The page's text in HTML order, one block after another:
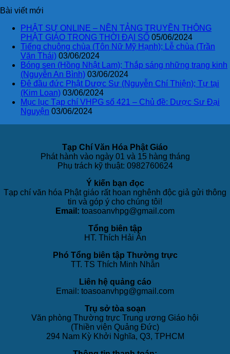
Bài viết mới
PHẬT SỰ ONLINE – NỀN TẢNG TRUYỀN THÔNG
PHẬT GIÁO TRONG THỜI ĐẠI SỐ 05/06/2024
Tiếng chuông chùa (Tôn Nữ Mỹ Hạnh); Lễ chùa (Trần
Văn Thái) 03/06/2024
Bóng sen (Hồng Nhật Lam); Thắp sáng những trang kinh
(Nguyễn An Bình) 03/06/2024
Đê đầu đức Phật Dược Sư (Nguyễn Chí Thiện); Tự tại
(Kim Loan) 03/06/2024
Mục lục Tạp chí VHPG số 421 – Chủ đề: Dược Sư Đại
Nguyện 03/06/2024
Tạp Chí Văn Hóa Phật Giáo
Phát hành vào ngày 01 và 15 hàng tháng
Phụ trách kỹ thuật: 0982760624
Ý kiến bạn đọc
Tạp chí văn hóa Phật giáo rất hoan nghênh độc giả gửi thông
tin và góp ý cho chúng tôi!
Email: toasoanvhpg@gmail.com
Tổng biên tập
HT. Thích Hải Ấn
Phó Tổng biên tập Thường trực
TT. TS Thích Minh Nhẫn
Liên hệ quảng cáo
Email: toasoanvhpg@gmail.com
Trụ sở tòa soạn
Văn phòng Thường trực Trung ương Giáo hội
(Thiền viện Quảng Đức)
294 Nam Kỳ Khởi Nghĩa, Q3, TPHCM